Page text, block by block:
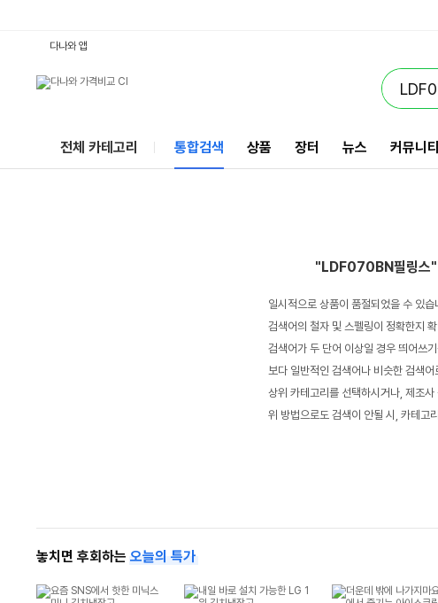
다나와 앱
전체 카테고리 통합검색 상품 장터 뉴스 커뮤니티
"LDF070BN필링스"
일시적으로 상품이 품절되었을 수 있습
검색어의 철자 및 스펠링이 정확한지
검색어가 두 단어 이상일 경우 띄어쓰
보다 일반적인 검색어나 비슷한 검색
상위 카테고리를 선택하시거나, 제조
위 방법으로도 검색이 안될 시, 카테고
놓치면 후회하는 오늘의 특가